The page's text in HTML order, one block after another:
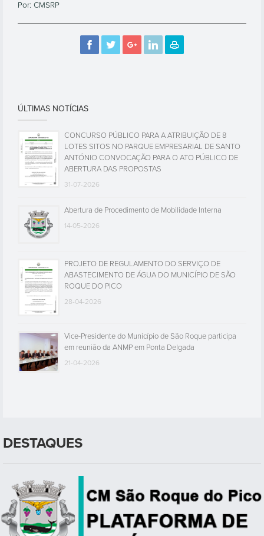
Por: CMSRP
ÚLTIMAS NOTÍCIAS
CONCURSO PÚBLICO PARA A ATRIBUIÇÃO DE 8
LOTES SITOS NO PARQUE EMPRESARIAL DE SANTO
ANTÓNIO CONVOCAÇÃO PARA O ATO PÚBLICO DE
ABERTURA DAS PROPOSTAS
31-07-2026
Abertura de Procedimento de Mobilidade Interna
14-05-2026
PROJETO DE REGULAMENTO DO SERVIÇO DE
ABASTECIMENTO DE ÁGUA DO MUNICÍPIO DE SÃO
ROQUE DO PICO
28-04-2026
Vice-Presidente do Município de São Roque participa
em reunião da ANMP em Ponta Delgada
21-04-2026
DESTAQUES